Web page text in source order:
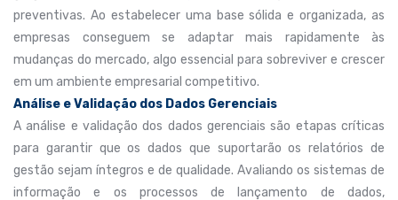
preventivas. Ao estabelecer uma base sólida e organizada, as
empresas conseguem se adaptar mais rapidamente às
mudanças do mercado, algo essencial para sobreviver e crescer
em um ambiente empresarial competitivo.
Análise e Validação dos Dados Gerenciais
A análise e validação dos dados gerenciais são etapas críticas
para garantir que os dados que suportarão os relatórios de
gestão sejam íntegros e de qualidade. Avaliando os sistemas de
informação e os processos de lançamento de dados,